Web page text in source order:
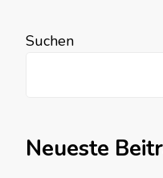
Suchen
Neueste